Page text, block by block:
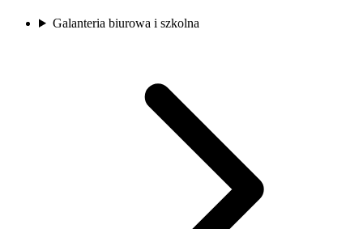
Galanteria biurowa i szkolna